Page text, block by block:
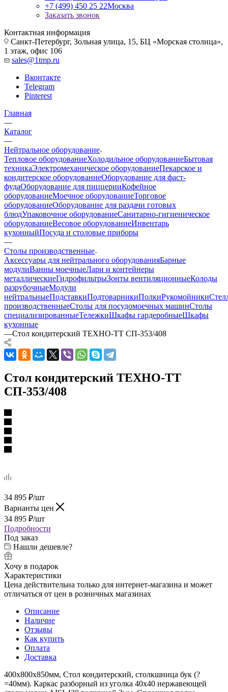
+7 (499) 450 25 22Москва
Заказать звонок
Контактная информация
Санкт-Петербург, Зольная улица, 15, БЦ «Морская столица»,
1 этаж, офис 106
sales@1tmp.ru
Вконтакте
Telegram
Pinterest
Главная
—
Каталог
—
Нейтральное оборудование
Тепловое оборудованиеХолодильное оборудованиеБытовая
техникаЭлектромеханическое оборудованиеПекарское и
кондитерское оборудованиеОборудование для фаст-
фудаОборудование для пиццерииКофейное
оборудованиеМоечное оборудованиеТорговое
оборудованиеОборудование для раздачи готовых
блюдУпаковочное оборудованиеСанитарно-гигиеническое
оборудованиеВесовое оборудованиеИнвентарь
кухонныйПосуда и столовые приборы
—
Столы производственные
Аксессуары для нейтрального оборудованияБарные
модулиВанны моечныеЛари и контейнеры
металлическиеГидрофильтрыЗонты вентиляционныеКолоды
разрубочныеМодули
нейтральныеПодставкиПодтоварникиПолкиРукомойники
производственныеСтолы для посудомоечных машинСтолы
специализированныеТележкиШкафы гардеробныеШкафы
кухонные
—Стол кондитерский ТЕХНО-ТТ СП-353/408
Стол кондитерский ТЕХНО-ТТ
СП-353/408
34 895 ₽/шт
Варианты цен
34 895 ₽/шт
Подробности
Под заказ
Нашли дешевле?
Хочу в подарок
Характеристики
Цена действительна только для интернет-магазина и может
отличаться от цен в розничных магазинах
Описание
Наличие
Отзывы
Как купить
Оплата
Доставка
400х800х850мм, Стол кондитерский, столкшница бук (?
=40мм). Каркас разборный из уголка 40х40 нержавеющей